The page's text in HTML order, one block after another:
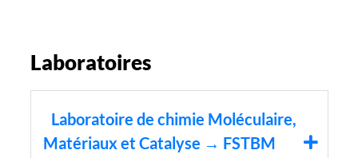
Laboratoires
Laboratoire de chimie Moléculaire,
Matériaux et Catalyse → FSTBM